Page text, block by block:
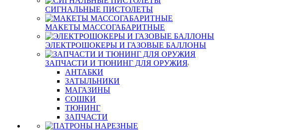
СИГНАЛЬНЫЕ ПИСТОЛЕТЫ
МАКЕТЫ МАССОГАБАРИТНЫЕ
ЭЛЕКТРОШОКЕРЫ И ГАЗОВЫЕ БАЛЛОНЫ
ЗАПЧАСТИ И ТЮНИНГ ДЛЯ ОРУЖИЯ
АНТАБКИ
ЗАТЫЛЬНИКИ
МАГАЗИНЫ
СОШКИ
ТЮНИНГ
ЗАПЧАСТИ